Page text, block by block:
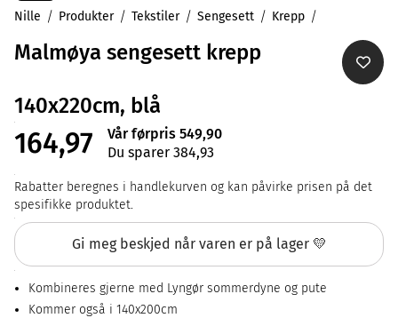
Nille Produkter Tekstiler Sengesett Krepp
Malmøya sengesett krepp
140x220cm, blå
164,97
Vår førpris 549,90
Du sparer 384,93
Rabatter beregnes i handlekurven og kan påvirke prisen på det
spesifikke produktet.
Gi meg beskjed når varen er på lager 💛
Kombineres gjerne med Lyngør sommerdyne og pute
Kommer også i 140x200cm